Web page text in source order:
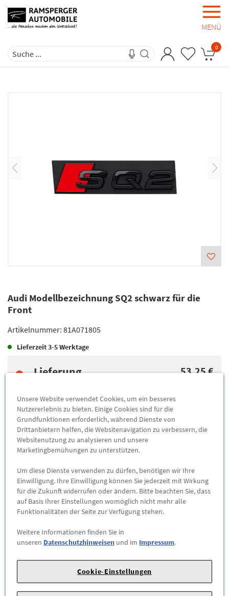
MENÜ
0
Audi Modellbezeichnung SQ2 schwarz für die
Front
Artikelnummer: 81A071805
Lieferzeit3-5 Werktage
Lieferung
zzgl.5,49 €Versandkosten
53,25 €
Abholung
Preis inkl.19%MwSt.
Abholbar andiesen Standorten
53,25 €
-
ZUM WARENKORB HINZUFÜGEN
Herstellerangaben:AUDI AG |Auto-Union-Str. 1 |
Ingolstadt |
Wenn schwarze Designelemente auf sportliches Design
treffen, entsteht eine ganz individuelle Aura.
Unsere Website verwendet Cookies, um ein besseres
Nutzererlebnis zu bieten. Einige Cookies sind für die
Grundfunktionen erforderlich, während Dienste von
Drittanbietern helfen, die Websitenavigation zu verbessern, die
Websitenutzung zu analysieren und unsere
Marketingbemühungen zu unterstützen.
Um diese Dienste verwenden zu dürfen, benötigen wir Ihre
Einwilligung. Ihre Einwilligung können Sie jederzeit mit Wirkung
für die Zukunft widerrufen oder ändern. Bitte beachten Sie, dass
auf Basis Ihrer Einstellungen womöglich nicht mehr alle
Funktionalitäten der Seite zur Verfügung stehen.
Weitere Informationen finden Sie in
unseren Datenschutzhinweisen und im Impressum.
Cookie-Einstellungen